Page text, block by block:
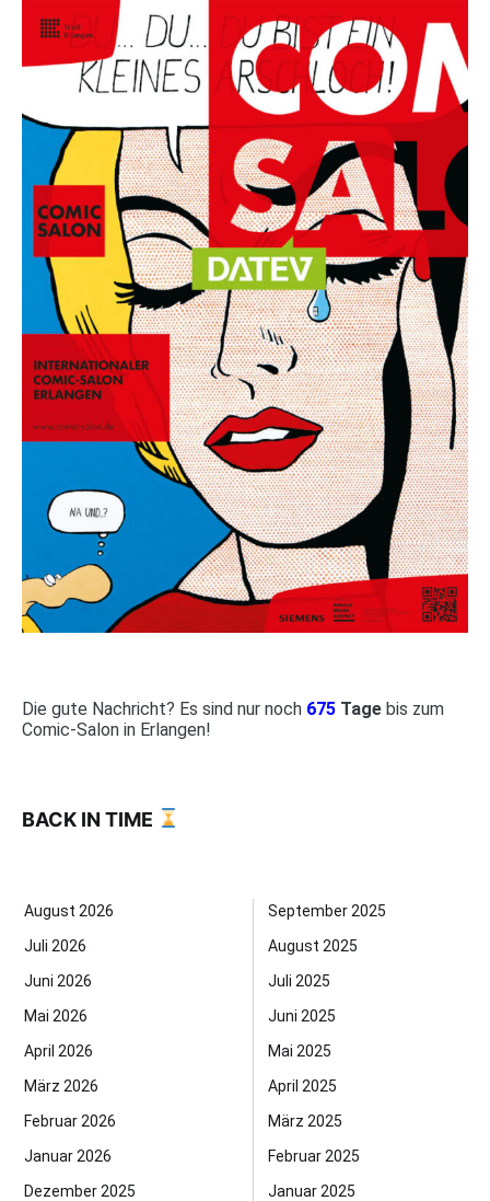
Die gute Nachricht? Es sind nur noch 675 Tage bis zum
Comic-Salon in Erlangen!
BACK IN TIME
August 2026
Juli 2026
Juni 2026
Mai 2026
April 2026
März 2026
Februar 2026
Januar 2026
Dezember 2025
September 2025
August 2025
Juli 2025
Juni 2025
Mai 2025
April 2025
März 2025
Februar 2025
Januar 2025